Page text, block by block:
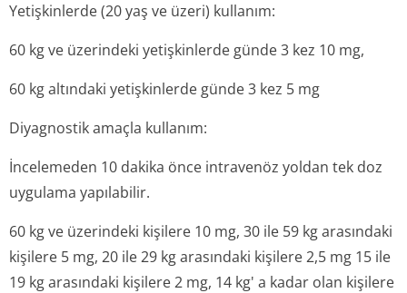
Yetişkinlerde (20 yaş ve üzeri) kullanım:
60 kg ve üzerindeki yetişkinlerde günde 3 kez 10 mg,
60 kg altındaki yetişkinlerde günde 3 kez 5 mg
Diyagnostik amaçla kullanım:
İncelemeden 10 dakika önce intravenöz yoldan tek doz
uygulama yapılabilir.
60 kg ve üzerindeki kişilere 10 mg, 30 ile 59 kg arasındaki
kişilere 5 mg, 20 ile 29 kg arasındaki kişilere 2,5 mg 15 ile
19 kg arasındaki kişilere 2 mg, 14 kg' a kadar olan kişilere